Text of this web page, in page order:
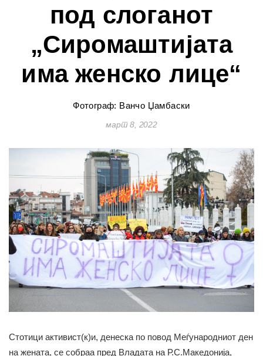
под слоганот
„Сиромаштијата
има женско лице“
Фотограф: Ванчо Џамбаски
март 8, 2022
Стотици активист(к)и, денеска по повод Меѓународниот ден
на жената, се собраа пред Владата на Р.С.Македонија,